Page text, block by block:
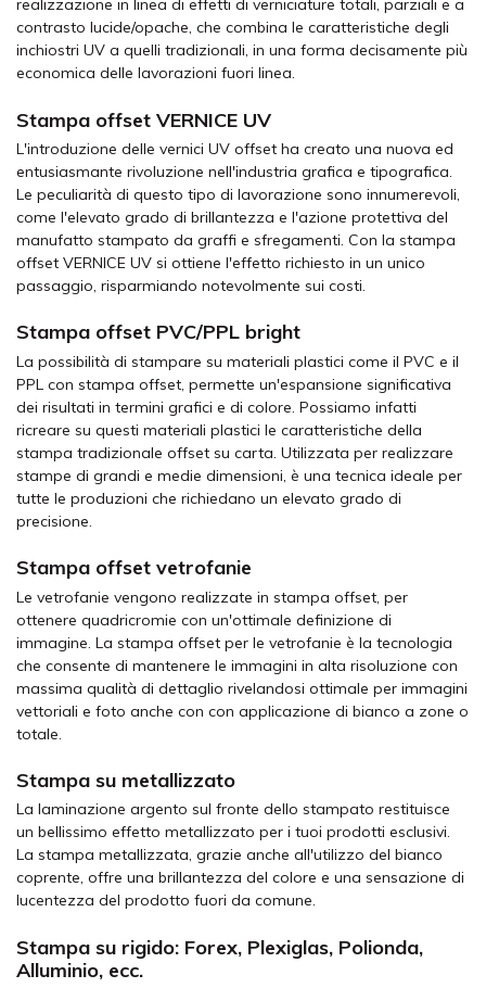
realizzazione in linea di effetti di verniciature totali, parziali e a
contrasto lucide/opache, che combina le caratteristiche degli
inchiostri UV a quelli tradizionali, in una forma decisamente più
economica delle lavorazioni fuori linea.
Stampa offset VERNICE UV
L'introduzione delle vernici UV offset ha creato una nuova ed
entusiasmante rivoluzione nell'industria grafica e tipografica.
Le peculiarità di questo tipo di lavorazione sono innumerevoli,
come l'elevato grado di brillantezza e l'azione protettiva del
manufatto stampato da graffi e sfregamenti. Con la stampa
offset VERNICE UV si ottiene l'effetto richiesto in un unico
passaggio, risparmiando notevolmente sui costi.
Stampa offset PVC/PPL bright
La possibilità di stampare su materiali plastici come il PVC e il
PPL con stampa offset, permette un'espansione significativa
dei risultati in termini grafici e di colore. Possiamo infatti
ricreare su questi materiali plastici le caratteristiche della
stampa tradizionale offset su carta. Utilizzata per realizzare
stampe di grandi e medie dimensioni, è una tecnica ideale per
tutte le produzioni che richiedano un elevato grado di
precisione.
Stampa offset vetrofanie
Le vetrofanie vengono realizzate in stampa offset, per
ottenere quadricromie con un'ottimale definizione di
immagine. La stampa offset per le vetrofanie è la tecnologia
che consente di mantenere le immagini in alta risoluzione con
massima qualità di dettaglio rivelandosi ottimale per immagini
vettoriali e foto anche con con applicazione di bianco a zone o
totale.
Stampa su metallizzato
La laminazione argento sul fronte dello stampato restituisce
un bellissimo effetto metallizzato per i tuoi prodotti esclusivi.
La stampa metallizzata, grazie anche all'utilizzo del bianco
coprente, offre una brillantezza del colore e una sensazione di
lucentezza del prodotto fuori da comune.
Stampa su rigido: Forex, Plexiglas, Polionda,
Alluminio, ecc.